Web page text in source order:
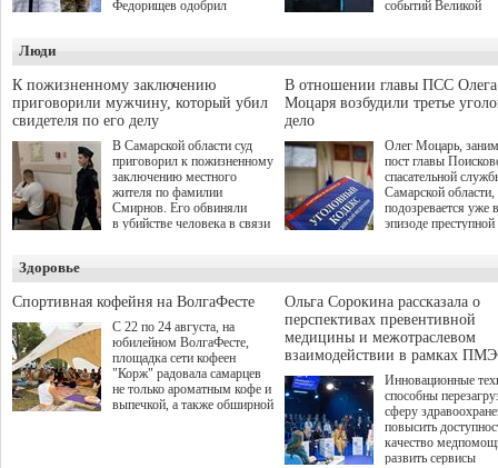
Федорищев одобрил
Живайкина, направленные
на трудоустройство и более
спокойную адаптацию к
мирной жизни.
событий Великой
игре "Мир танков"
выступили
партия "Единая
игровая студия
Люди
К пожизненному заключению
приговорили мужчину, который убил
свидетеля по его делу
В Самарской области суд
приговорил к пожизненному
заключению местного
жителя по фамилии
Смирнов. Его обвиняли
в убийстве человека в связи
В отношении главы ПСС Олега
Моцаря возбудили третье
дело
Олег Моцарь,
пост главы
спасательной
Самарской области,
подозревается уже
эпизоде преступной
а сам он
Здоровье
Спортивная кофейня на ВолгаФесте
С 22 по 24 августа, на
юбилейном ВолгаФесте,
площадка сети кофеен
"Корж" радовала самарцев
не только ароматным кофе и
выпечкой, а также обширной
Ольга Сорокина рассказала о
перспективах превентивной
медицины и межотраслевом
взаимодействии в рамках
Инновационные
способны
сферу
повысить
качество
развить сервисы